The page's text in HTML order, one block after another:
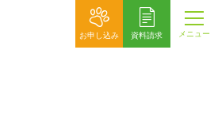
お申し込み 資料請求 メニュー